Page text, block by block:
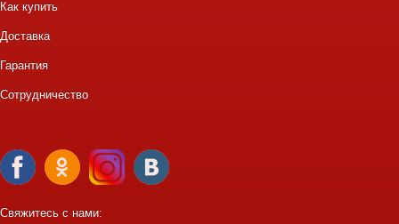
Как купить
Доставка
Гарантия
Сотрудничество
Свяжитесь с нами: